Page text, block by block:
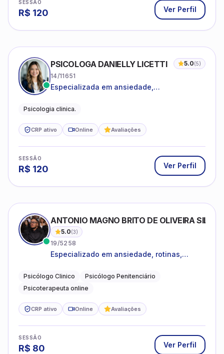
SESSÃO
R$ 120 Ver Perfil
PSICOLOGA DANIELLY LICETTI 5.0(5)
14/11651
Especializada em ansiedade,
Psicologia clinica.
CRP ativo Online Avaliações
SESSÃO
R$ 120 Ver Perfil
ANTONIO MAGNO BRITO DE OLIVEIRA SILVA
5.0(3)
19/5258
Especializado em ansiedade, rotinas,
familiares e questões comportamentais.
Psicólogo Clinico
Psicólogo Penitenciário
Psicoterapeuta online
CRP ativo Online Avaliações
SESSÃO
R$ 80 Ver Perfil